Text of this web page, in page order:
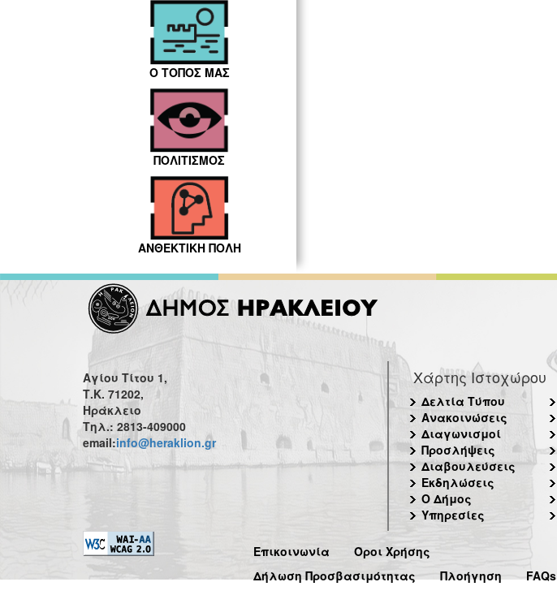
Ο ΤΟΠΟΣ ΜΑΣ
ΠΟΛΙΤΙΣΜΟΣ
ΑΝΘΕΚΤΙΚΗ ΠΟΛΗ
Αγίου Τίτου 1,
Τ.Κ. 71202,
Ηράκλειο
Τηλ.: 2813-409000
email:info@heraklion.gr
Χάρτης Ιστοχώρου
Δελτία Τύπου
Ανακοινώσεις
Διαγωνισμοί
Προσλήψεις
Διαβουλεύσεις
Εκδηλώσεις
Ο Δήμος
Υπηρεσίες
Επικοινωνία
Όροι Χρήσης
Δήλωση Προσβασιμότητας
Πλοήγηση FAQs